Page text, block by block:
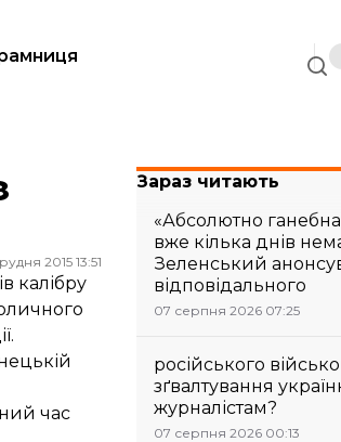
2015 13:51
калібру
час
Зараз читають
«Абсолютно
вже кілька днів
Зеленський
відповідального
07 серпня 2026 07:25
російського
зґвалтування
журналістам?
07 серпня 2026 00:13